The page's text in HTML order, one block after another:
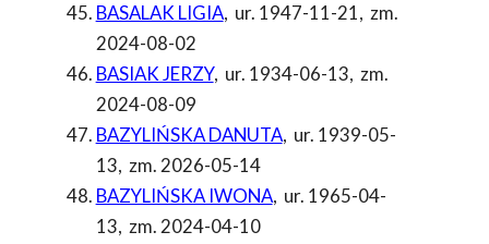
BASALAK LIGIA, ur. 1947-11-21, zm.
2024-08-02
BASIAK JERZY, ur. 1934-06-13, zm.
2024-08-09
BAZYLIŃSKA DANUTA, ur. 1939-05-
13, zm. 2026-05-14
BAZYLIŃSKA IWONA, ur. 1965-04-
13, zm. 2024-04-10